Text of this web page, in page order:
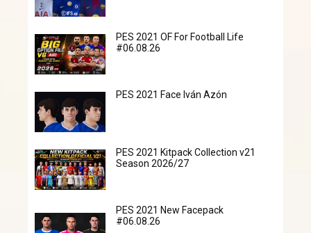
PES 2021 OF For Football Life
#06.08.26
PES 2021 Face Iván Azón
PES 2021 Kitpack Collection v21
Season 2026/27
PES 2021 New Facepack
#06.08.26